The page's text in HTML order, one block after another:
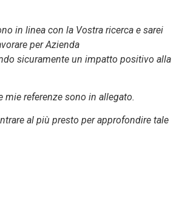
in linea con la Vostra ricerca e sarei
per Azienda
sicuramente un impatto positivo alla
mie referenze sono in allegato.
al più presto per approfondire tale